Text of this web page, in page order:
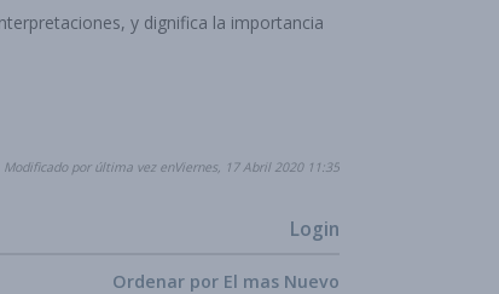
y dignifica la importancia
Modificado por última vez enViernes, 17 Abril 2020 11:35
Login
Ordenar por El mas Nuevo